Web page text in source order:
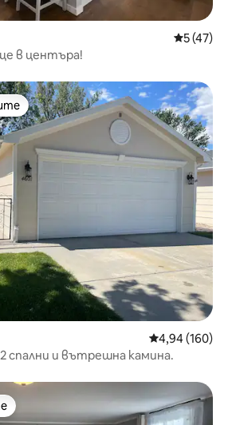
Средна
5 (47)
в центъра!
на гостите
Средна
4,94 (160)
спални и вътрешна камина.